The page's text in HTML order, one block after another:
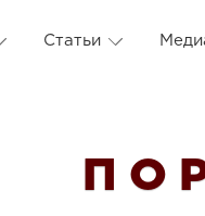
Статьи
П О